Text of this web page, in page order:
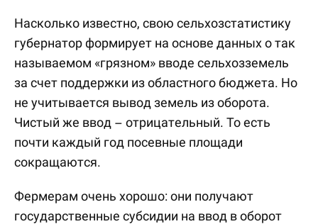
Насколько известно, свою сельхозстатистику
губернатор формирует на основе данных о так
называемом «грязном» вводе сельхозземель
за счет поддержки из областного бюджета. Но
не учитывается вывод земель из оборота.
Чистый же ввод – отрицательный. То есть
почти каждый год посевные площади
сокращаются.
Фермерам очень хорошо: они получают
государственные субсидии на ввод в оборот